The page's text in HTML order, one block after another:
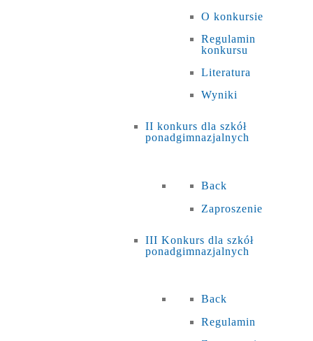
O konkursie
Regulamin
konkursu
Literatura
Wyniki
II konkurs dla szkół
ponadgimnazjalnych
Back
Zaproszenie
III Konkurs dla szkół
ponadgimnazjalnych
Back
Regulamin